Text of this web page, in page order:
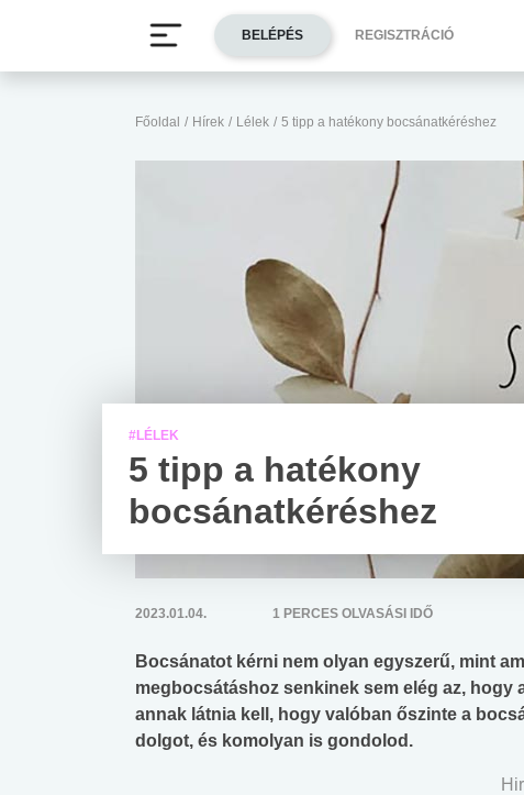
Főoldal / Hírek / Lélek / 5 tipp a hatékony bocsánatkéréshez
#LÉLEK
5 tipp a hatékony
bocsánatkéréshez
2023.01.04. 1 PERCES OLVASÁSI IDŐ
Bocsánatot kérni nem olyan egyszerű, mint
megbocsátáshoz senkinek sem elég az,
annak látnia kell, hogy valóban őszinte a
dolgot, és komolyan is gondolod.
BELÉPÉS REGISZTRÁCIÓ